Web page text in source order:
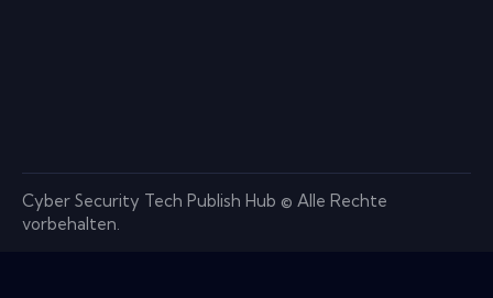
Cyber ​​Security Tech Publish Hub © Alle Rechte
vorbehalten.